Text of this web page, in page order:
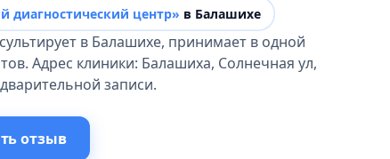
диагностический центр» в Балашихе
в Балашихе, принимает в одной
Адрес клиники: Балашиха, Солнечная ул,
записи.
отзыв